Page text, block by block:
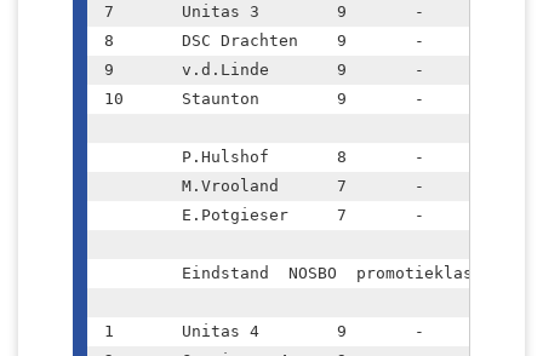
7	Unitas 3	9	-	5		33.5
8	DSC Drachten	9	-	5		31.5
9	v.d.Linde	9	-	5		31.0
10	Staunton	9	-	4		29.0
1	Unitas 4	9	-	16		46.5